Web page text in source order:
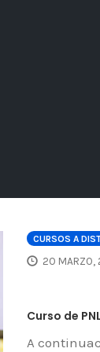
CURSOS A
20 MARZO,
Curso de
A